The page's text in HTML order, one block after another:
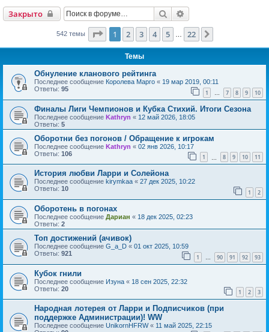
Закрыто Поиск
542 темы Страница из 22
1 2 3 4 5 22
Темы
Обнуление кланового рейтинга
Последнее сообщение Королева Марго « 19 мар 2019, 00:11
Ответы: 95 1 … 7 8 9 10
Финалы Лиги Чемпионов и Кубка Стихий. Итоги Сезона
Последнее сообщение Kathryn « 12 май 2026, 18:05
Ответы: 5
Оборотни без погонов / Обращение к игрокам
Последнее сообщение Kathryn « 02 янв 2026, 10:17
Ответы: 106 1 8 9 10 11
История любви Ларри и Солейона
Последнее сообщение kirymkaa « 27 дек 2025, 10:22
Ответы: 10 1 2
Оборотень в погонах
Последнее сообщение Дариан « 18 дек 2025, 02:23
Ответы: 2
Топ достижений (ачивок)
Последнее сообщение G_a_D « 01 окт 2025, 10:59
Ответы: 921 1 … 90 91 92 93
Кубок гнили
Последнее сообщение Изуна « 18 сен 2025, 22:32
Ответы: 20 1 2 3
Народная лотерея от Ларри и Подписчиков (при
поддержке Администрации)! WW
Последнее сообщение UnikornHFRW« 11 май 2025, 22:15